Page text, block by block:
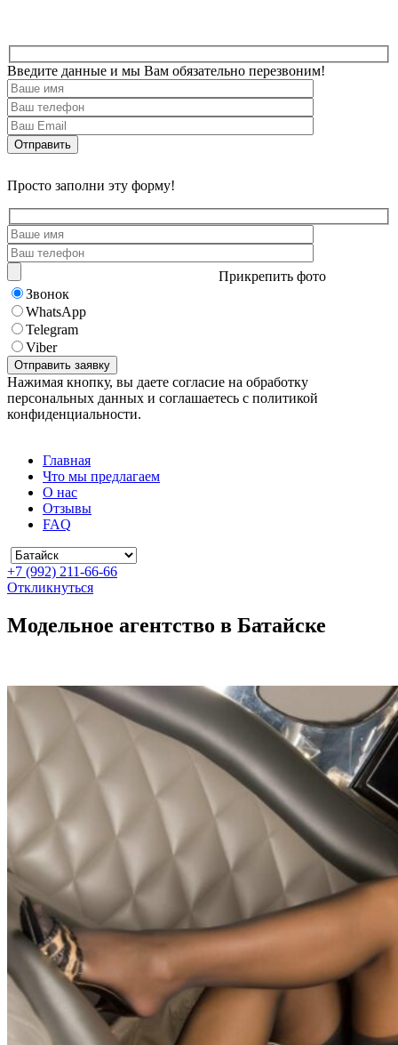
Введите данные и мы Вам обязательно перезвоним!
Просто заполни эту форму!
Прикрепить фото
Звонок
WhatsApp
Telegram
Viber
Нажимая кнопку, вы даете согласие на обработку
персональных данных и соглашаетесь с политикой
конфиденциальности.
Главная
Что мы предлагаем
О нас
Отзывы
FAQ
+7 (992) 211-66-66
Откликнуться
Модельное агентство в Батайске